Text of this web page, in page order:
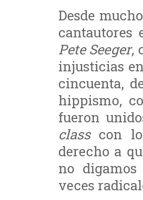
Desde
cantautores
Pete Seeger,
injusticias
cincuenta,
hippismo,
fueron
classcon
derecho a
no
veces